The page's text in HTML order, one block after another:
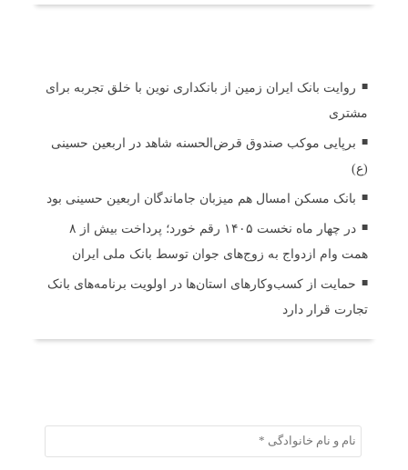
روایت بانک ایران زمین از بانکداری نوین با خلق تجربه برای
مشتری
برپایی موکب صندوق قرض‌الحسنه شاهد در اربعین حسینی
(ع)
بانک مسکن امسال هم میزبان جاماندگان اربعین حسینی بود
در چهار ماه نخست ۱۴۰۵ رقم خورد؛ پرداخت بیش از ۸
همت وام ازدواج به زوج‌های جوان توسط بانک ملی ایران
حمایت از کسب‌وکارهای استان‌ها در اولویت برنامه‌های بانک
تجارت قرار دارد